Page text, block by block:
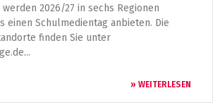
2026/27 in sechs Regionen
einen Schulmedientag anbieten. Die
finden Sie unter
» WEITERLESEN